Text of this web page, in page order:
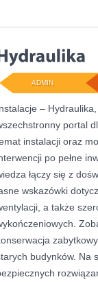
ADMIN
–
portal
instalacji oraz
po pełne
łączy się z
wskazówki
a także
budynków. Na